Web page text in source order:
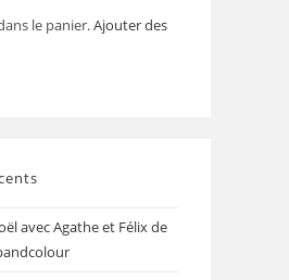
le panier.Ajouter des
avec Agathe et Félix de